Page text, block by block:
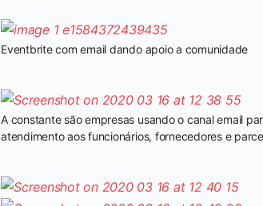
Eventbrite com email dando apoio a comunidade
A constante são empresas usando o canal email
atendimento aos funcionários, fornecedores e